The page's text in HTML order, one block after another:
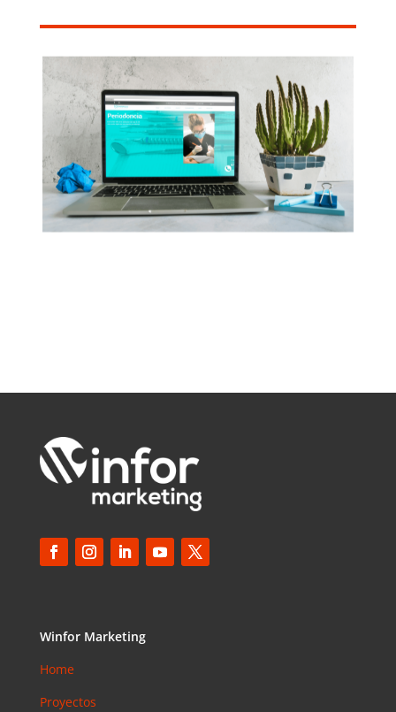
Winfor Marketing
Home
Proyectos